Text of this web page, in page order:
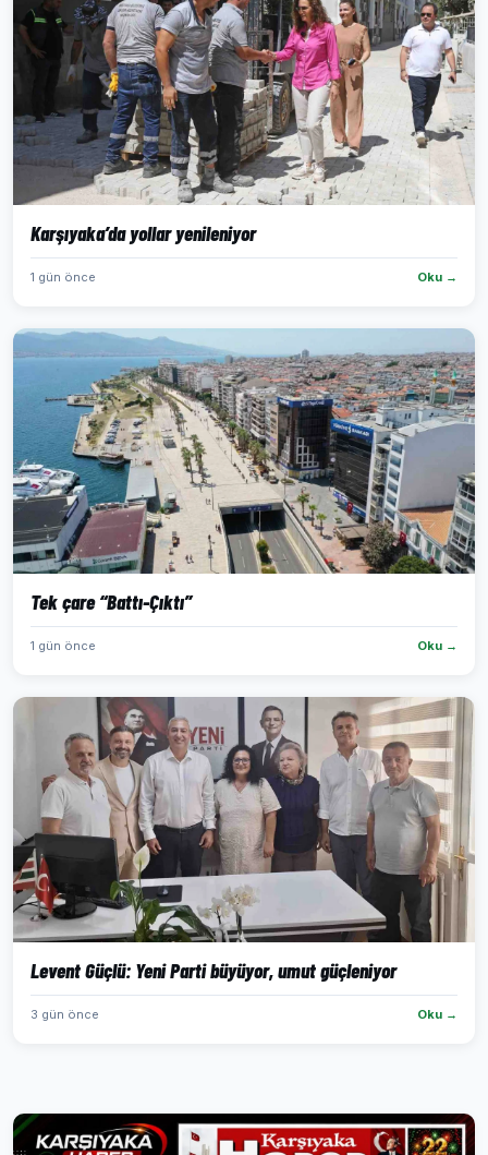
Karşıyaka’da yollar yenileniyor
1 gün önce Oku →
Tek çare “Battı-Çıktı”
1 gün önce Oku →
Levent Güçlü: Yeni Parti büyüyor, umut güçleniyor
3 gün önce Oku →